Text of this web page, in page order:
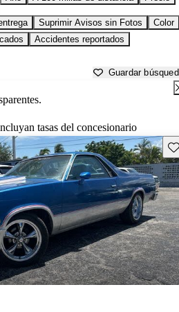
Suprimir Avisos sin Fotos
Color
Accidentes reportados
Guardar
tasas del concesionario